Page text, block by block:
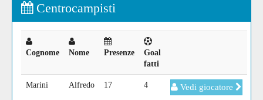
Centrocampisti
Cognome Nome Presenze
Goal
fatti
Marini Alfredo 17 4 Vedi giocatore